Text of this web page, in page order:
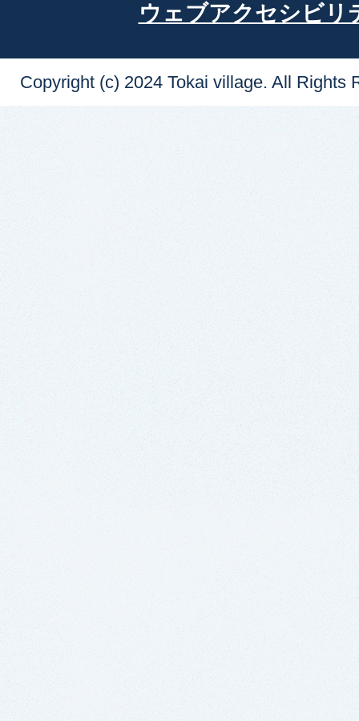
ウェブアクセシビリ
Copyright (c) 2024 Tokai village. All Rights